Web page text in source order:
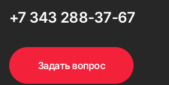
+7 343 288-37-67
Задать вопрос